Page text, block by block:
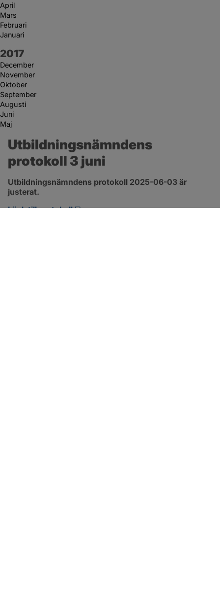
April
Mars
Februari
Januari
År:
2017
December
November
Oktober
September
Augusti
Juni
Maj
Utbildningsnämndens
protokoll 3 juni
Utbildningsnämndens protokoll 2025-06-03 är
justerat.
Länk till protokoll
pdf, 272.1 kB, öppnas i nytt fönster.